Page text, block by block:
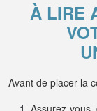
À LIRE
Avant de placer la
Assurez-vous,